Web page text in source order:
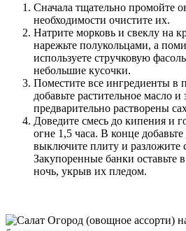
Сначала тщательно промойте
необходимости очистите их.
Натрите морковь и свеклу на
нарежьте полукольцами, а
используете стручковую
небольшие кусочки.
Поместите все ингредиенты в
добавьте растительное масло
предварительно растворены
Доведите смесь до кипения и
огне 1,5 часа. В конце
выключите плиту и разложите
Закупоренные банки оставьте
ночь, укрыв их пледом.